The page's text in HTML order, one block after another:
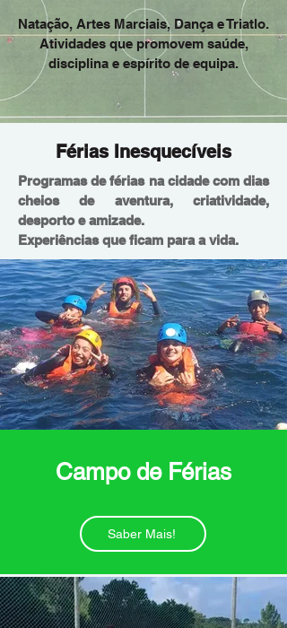
Natação, Artes Marciais, Dança e Triatlo.
Atividades que promovem saúde,
disciplina e espírito de equipa.
Férias Inesquecíveis
Programas de férias na cidade com dias
cheios de aventura, criatividade,
desporto e amizade.
Experiências que ficam para a vida.
Campo de Férias
Saber Mais!